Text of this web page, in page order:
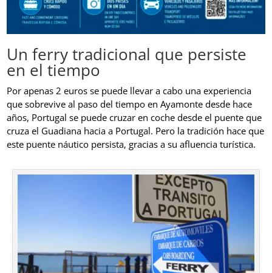
Un ferry tradicional que persiste
en el tiempo
Por apenas 2 euros se puede llevar a cabo una experiencia
que sobrevive al paso del tiempo en Ayamonte desde hace
años, Portugal se puede cruzar en coche desde el puente que
cruza el Guadiana hacia a Portugal. Pero la tradición hace que
este puente náutico persista, gracias a su afluencia turística.